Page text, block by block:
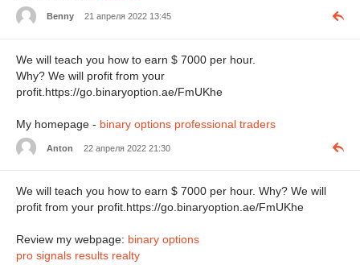
Benny 21 апреля 2022 13:45
We will teach you how to earn $ 7000 per hour.
Why? We will profit from your
profit.https://go.binaryoption.ae/FmUKhe
My homepage - binary options professional traders
Anton 22 апреля 2022 21:30
We will teach you how to earn $ 7000 per hour. Why? We will
profit from your profit.https://go.binaryoption.ae/FmUKhe
Review my webpage: binary options
pro signals results realty